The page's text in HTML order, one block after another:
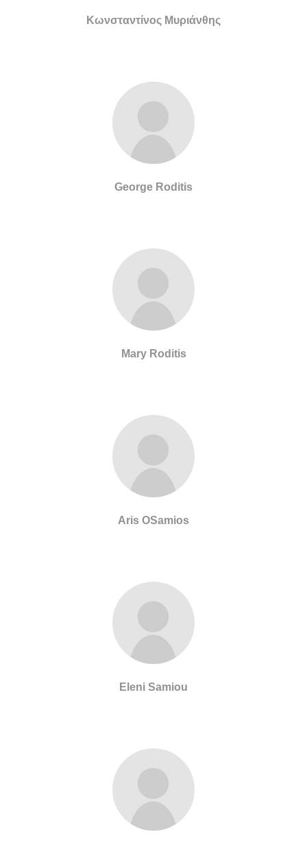
Κωνσταντίνος Μυριάνθης
George Roditis
Mary Roditis
Aris OSamios
Eleni Samiou